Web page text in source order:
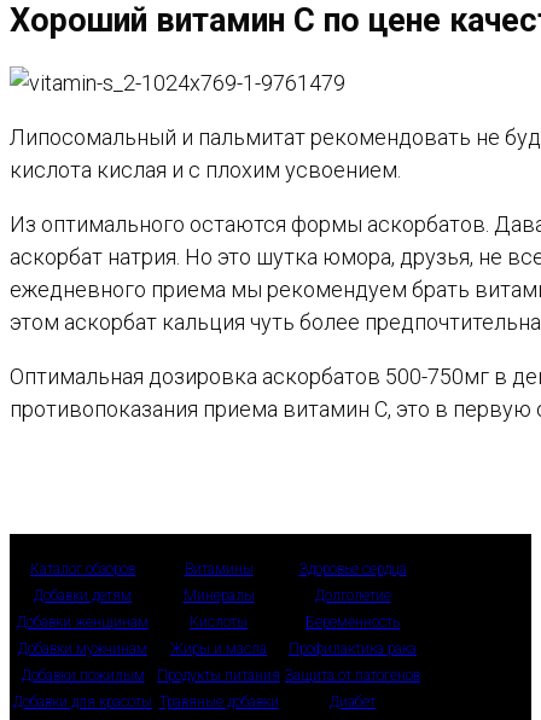
Хороший витамин С по цене
Липосомальный и пальмитат рекомендовать не
кислота кислая и с плохим усвоением.
Из оптимального остаются формы аскорбатов.
аскорбат натрия. Но это шутка юмора, друзья, не
ежедневного приема мы рекомендуем брать
этом аскорбат кальция чуть более
Оптимальная дозировка аскорбатов 500-750мг в
противопоказания приема витамин С, это в первую
Каталог обзоров
Добавки детям
Добавки женщинам
Добавки мужчинам
Добавки пожилым
Добавки для красоты
Витамины
Минералы
Кислоты
Жиры и масла
Продукты питания
Травяные добавки
Здоровье сердца
Долголетие
Беременность
Профилактика рака
Защита от патогенов
Диабет